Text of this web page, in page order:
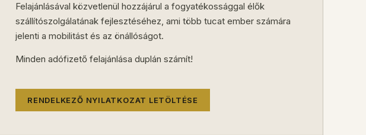
Felajánlásával közvetlenül hozzájárul a fogyatékossággal élők
szállítószolgálatának fejlesztéséhez, ami több tucat ember számára
jelenti a mobilitást és az önállóságot.
Minden adófizető felajánlása duplán számít!
RENDELKEZŐ NYILATKOZAT LETÖLTÉSE